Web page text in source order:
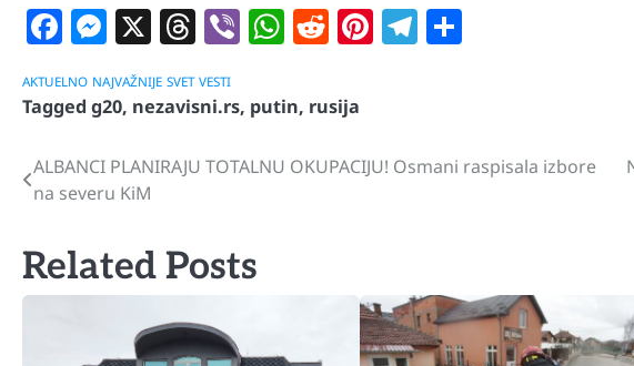
Facebook
Messenger
X Threads
ViberWhatsApp
Reddit
Pinterest
Telegram
AKTUELNO NAJVAŽNIJE SVET VESTI
Tagged g20, nezavisni.rs, putin, rusija
Navigacija
ALBANCI PLANIRAJU TOTALNU OKUPACIJU! Osmani raspisala izbore
na severu KiM
Related Posts